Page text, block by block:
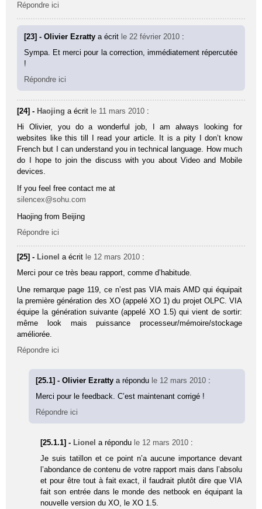
Répondre ici
[23] - Olivier Ezrattya écrit le 22 février 2010 :
Sympa. Et merci pour la correction, immédiatement répercutée
!
Répondre ici
[24] - Haojing a écrit le 11 mars 2010 :
Hi Olivier, you do a wonderful job, I am always looking for
websites like this till I read your article. It is a pity I don’t know
French but I can understand you in technical language. How much
do I hope to join the discuss with you about Video and Mobile
devices.
If you feel free contact me at
silencex@sohu.com
Haojing from Beijing
Répondre ici
[25] - Lionel a écrit le 12 mars 2010 :
Merci pour ce très beau rapport, comme d’habitude.
Une remarque page 119, ce n’est pas VIA mais AMD qui équipait
la première génération des XO (appelé XO 1) du projet OLPC. VIA
équipe la génération suivante (appelé XO 1.5) qui vient de sortir:
même look mais puissance processeur/mémoire/stockage
améliorée.
Répondre ici
[25.1] - Olivier Ezrattya répondu le 12 mars 2010 :
Merci pour le feedback. C’est maintenant corrigé !
Répondre ici
[25.1.1] - Lionel a répondu le 12 mars 2010 :
Je suis tatillon et ce point n’a aucune importance devant
l’abondance de contenu de votre rapport mais dans l’absolu
et pour être tout à fait exact, il faudrait plutôt dire que VIA
fait son entrée dans le monde des netbook en équipant la
nouvelle version du XO, le XO 1.5.